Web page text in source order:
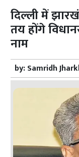
दिल्ली में
तय होंगे
नाम
by:Samridh